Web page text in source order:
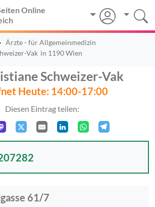
Online
Ärzte - für Allgemeinmedizin
Vak in 1190 Wien
Schweizer-Vak
Heute: 14:00-17:00
Diesen Eintrag teilen:
61/7